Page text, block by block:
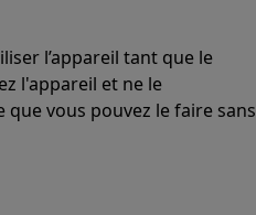
l’appareil tant que le
l'appareil et ne le
vous pouvez le faire sans